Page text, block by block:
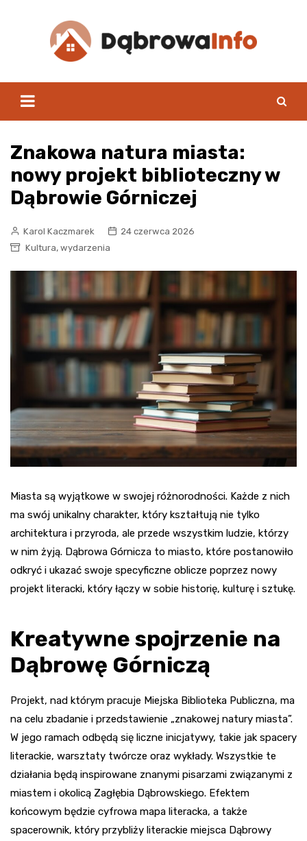
Znakowa natura miasta:
nowy projekt biblioteczny w
Dąbrowie Górniczej
Karol Kaczmarek
24 czerwca 2026
Kultura, wydarzenia
Miasta są wyjątkowe w swojej różnorodności. Każde z nich
ma swój unikalny charakter, który kształtują nie tylko
architektura i przyroda, ale przede wszystkim ludzie, którzy
w nim żyją. Dąbrowa Górnicza to miasto, które postanowiło
odkryć i ukazać swoje specyficzne oblicze poprzez nowy
projekt literacki, który łączy w sobie historię, kulturę i sztukę.
Kreatywne spojrzenie na
Dąbrowę Górniczą
Projekt, nad którym pracuje Miejska Biblioteka Publiczna, ma
na celu zbadanie i przedstawienie „znakowej natury miasta”.
W jego ramach odbędą się liczne inicjatywy, takie jak spacery
literackie, warsztaty twórcze oraz wykłady. Wszystkie te
działania będą inspirowane znanymi pisarzami związanymi z
miastem i okolicą Zagłębia Dąbrowskiego. Efektem
końcowym będzie cyfrowa mapa literacka, a także
spacerownik, który przybliży literackie miejsca Dąbrowy